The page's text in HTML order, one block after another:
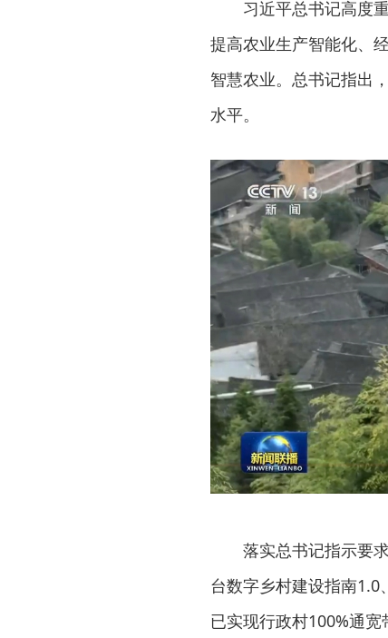
习近平总书记高度重
提高农业生产智能化、
智慧农业。总书记指出
水平。
落实总书记指示要求
台数字乡村建设指南1.0
已实现行政村100%通